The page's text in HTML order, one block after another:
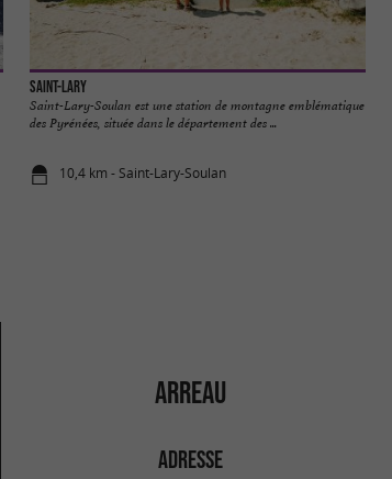
Saint-Lary
Saint-Lary-Soulan est une station de montagne emblématique
des Pyrénées, située dans le département des ...
10,4 km - Saint-Lary-Soulan
ARREAU
ADRESSE